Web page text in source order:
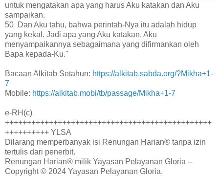
untuk mengatakan apa yang harus Aku katakan dan Aku
sampaikan.
50 Dan Aku tahu, bahwa perintah-Nya itu adalah hidup
yang kekal. Jadi apa yang Aku katakan, Aku
menyampaikannya sebagaimana yang difirmankan oleh
Bapa kepada-Ku."
Bacaan Alkitab Setahun: https://alkitab.sabda.org/?Mikha+1-
7
Mobile: https://alkitab.mobi/tb/passage/Mikha+1-7
e-RH(c)
+++++++++++++++++++++++++++++++++++++++++++++++
++++++++++ YLSA
Dilarang memperbanyak isi Renungan Harian® tanpa izin
tertulis dari penerbit.
Renungan Harian® milik Yayasan Pelayanan Gloria --
Copyright © 2024 Yayasan Pelayanan Gloria.